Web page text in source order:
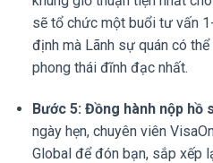
sẽ tổ chức một buổi tư vấn
định mà Lãnh sự quán có
phong thái đĩnh đạc nhất.
Bước 5: Đồng hành nộp hồ
ngày hẹn, chuyên viên
Global để đón bạn, sắp xếp